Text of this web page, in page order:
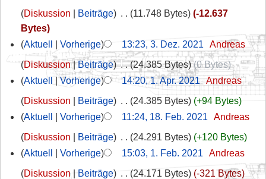
Diskussion
Beiträge 11.748 Bytes
-12.637
Bytes
Aktuell
Vorherige 13:23, 3. Dez. 2021
Andreas
Diskussion
Beiträge ‎ 24.385 Bytes
0 Bytes
Aktuell
Vorherige 14:20, 1. Apr. 2021‎ Andreas
Diskussion
Beiträge 24.385 Bytes
+94 Bytes
Aktuell
Vorherige 11:24, 18. Feb. 2021
Andreas
Diskussion
Beiträge 24.291 Bytes
+120 Bytes
Aktuell
Vorherige 15:03, 1. Feb. 2021
Andreas
Diskussion
Beiträge 24.171 Bytes
-321 Bytes